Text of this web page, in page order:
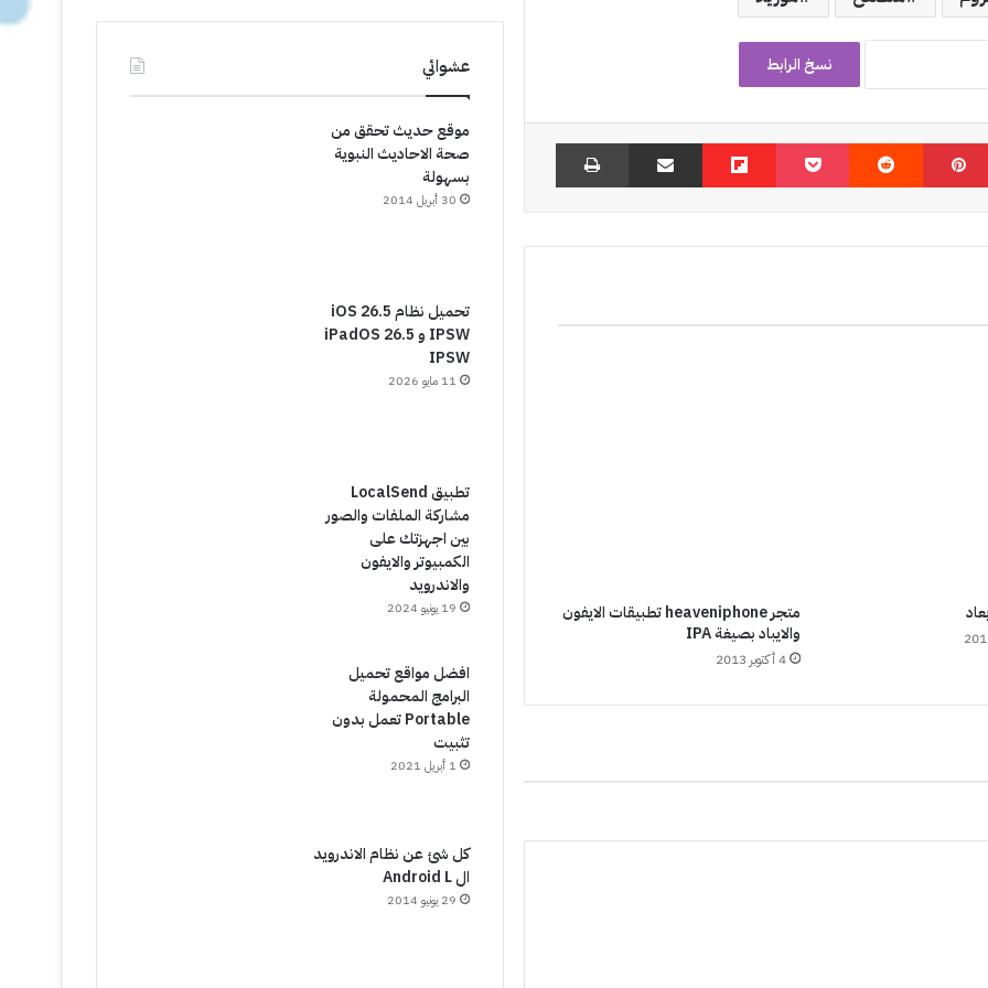
نسخ الرابط
بينتيريست ‏Reddit
‫Pocket
Flipboard مشاركة عبر البريد
متجر heaveniphone تطبيقات الايفون
والايباد بصيغة IPA
4 أكتوبر 2013
عشوائي
موقع حديث تحقق من
صحة الاحاديث النبوية
بسهولة
30 أبريل 2014
تحميل نظام iOS 26.5
IPSW و iPadOS 26.5
IPSW
11 مايو 2026
تطبيق LocalSend
مشاركة الملفات والصور
بين اجهزتك على
الكمبيوتر والايفون
والاندرويد
19 يونيو 2024
افضل مواقع تحميل
البرامج المحمولة
Portable تعمل بدون
تثبيت
1 أبريل 2021
كل شئ عن نظام الاندرويد
ال Android L
29 يونيو 2014